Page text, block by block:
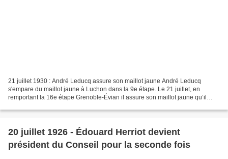
21 juillet 1930 : André Leducq assure son maillot jaune André Leducq
s'empare du maillot jaune à Luchon dans la 9e étape. Le 21 juillet, en
remportant la 16e étape Grenoble-Évian il assure son maillot jaune qu’il
20 juillet 1926 - Édouard Herriot devient
président du Conseil pour la seconde fois